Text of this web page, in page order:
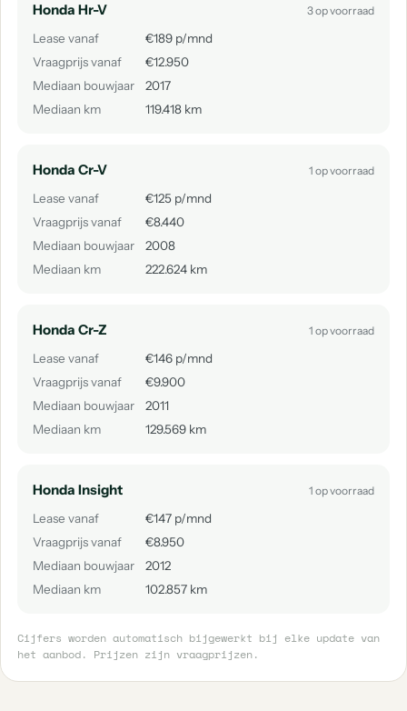
Honda Hr-V 3 op voorraad
Lease vanaf
€189 p/mnd
Vraagprijs vanaf
€12.950
Mediaan bouwjaar
2017
Mediaan km
119.418 km
Honda Cr-V 1 op voorraad
Lease vanaf
€125 p/mnd
Vraagprijs vanaf
€8.440
Mediaan bouwjaar
2008
Mediaan km
222.624 km
Honda Cr-Z 1 op voorraad
Lease vanaf
€146 p/mnd
Vraagprijs vanaf
€9.900
Mediaan bouwjaar
2011
Mediaan km
129.569 km
Honda Insight 1 op voorraad
Lease vanaf
€147 p/mnd
Vraagprijs vanaf
€8.950
Mediaan bouwjaar
2012
Mediaan km
102.857 km
Cijfers worden automatisch bijgewerkt bij elke update van
het aanbod. Prijzen zijn vraagprijzen.